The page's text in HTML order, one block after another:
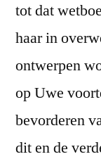
tot dat
haar in
ontwerpen
op Uwe
bevorderen
dit en de